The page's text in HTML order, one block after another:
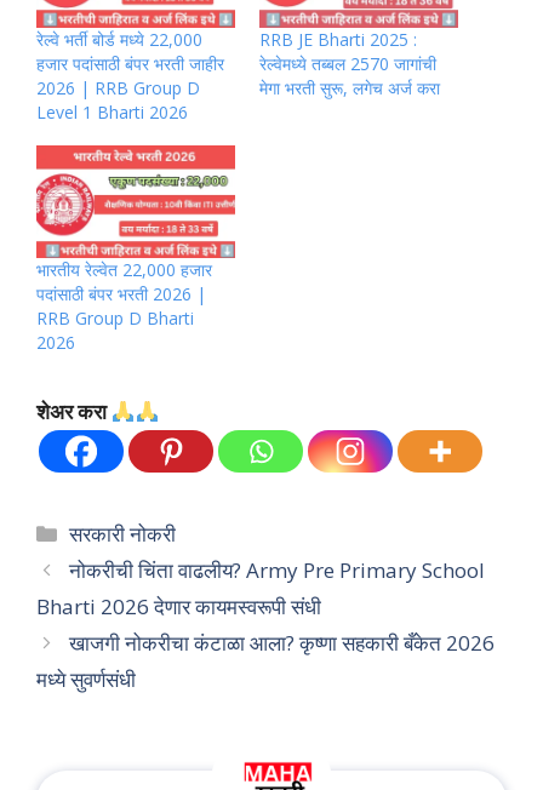
रेल्वे भर्ती बोर्ड मध्ये 22,000
हजार पदांसाठी बंपर भरती जाहीर
2026 | RRB Group D
Level 1 Bharti 2026
RRB JE Bharti 2025 :
रेल्वेमध्ये तब्बल 2570 जागांची
मेगा भरती सुरू, लगेच अर्ज करा
भारतीय रेल्वेत 22,000 हजार
पदांसाठी बंपर भरती 2026 |
RRB Group D Bharti
2026
शेअर करा
Categories
सरकारी नोकरी
नोकरीची चिंता वाढलीय? Army Pre Primary School
Bharti 2026 देणार कायमस्वरूपी संधी
खाजगी नोकरीचा कंटाळा आला? कृष्णा सहकारी बँकेत 2026
मध्ये सुवर्णसंधी